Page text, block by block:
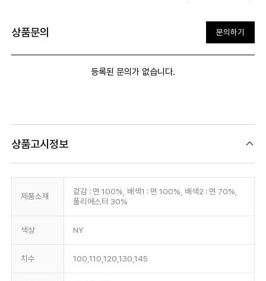
상품문의 문의하기
등록된 문의가 없습니다.
상품고시정보
제품소재
겉감 : 면 100%, 배색1 : 면 100%, 배색2 : 면 70%,
폴리에스터 30%
색상 NY
치수 100,110,120,130,145